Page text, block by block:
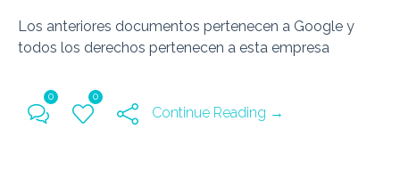
Los anteriores documentos pertenecen a Google y
todos los derechos pertenecen a esta empresa
0 0
Continue Reading →